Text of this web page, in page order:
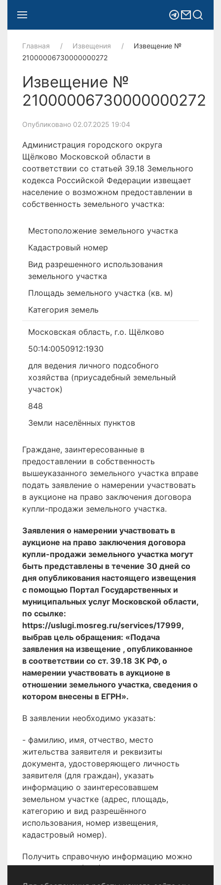
Главная Извещения
Извещение №
21000006730000000272
Извещение №
21000006730000000272
Опубликовано 02.07.2025 19:04
Администрация городского округа
Щёлково Московской области в
соответствии со статьей 39.18 Земельного
кодекса Российской Федерации извещает
население о возможном предоставлении в
собственность земельного участка:
Местоположение земельного участка
Кадастровый номер
Вид разрешенного использования
земельного участка
Площадь земельного участка (кв. м)
Категория земель
Московская область, г.о. Щёлково
50:14:0050912:1930
для ведения личного подсобного
хозяйства (приусадебный земельный
участок)
848
Земли населённых пунктов
Граждане, заинтересованные в
предоставлении в собственность
вышеуказанного земельного участка вправе
подать заявление о намерении участвовать
в аукционе на право заключения договора
купли-продажи земельного участка.
Заявления о намерении участвовать в
аукционе на право заключения договора
купли-продажи земельного участка могут
быть представлены в течение 30 дней со
дня опубликования настоящего извещения
с помощью Портал Государственных и
муниципальных услуг Московской области,
по ссылке:
https://uslugi.mosreg.ru/services/17999,
выбрав цель обращения: «Подача
заявления на извещение , опубликованное
в соответствии со ст. 39.18 ЗК РФ, о
намерении участвовать в аукционе в
отношении земельного участка, сведения о
котором внесены в ЕГРН».
В заявлении необходимо указать:
- фамилию, имя, отчество, место
жительства заявителя и реквизиты
документа, удостоверяющего личность
заявителя (для граждан), указать
информацию о заинтересовавшем
земельном участке (адрес, площадь,
категорию и вид разрешённого
использования, номер извещения,
кадастровый номер).
Получить справочную информацию можно
по телефону 8 (496) 566-80-18.